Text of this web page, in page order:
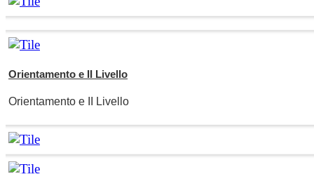
Orientamento e II Livello
Orientamento e II Livello